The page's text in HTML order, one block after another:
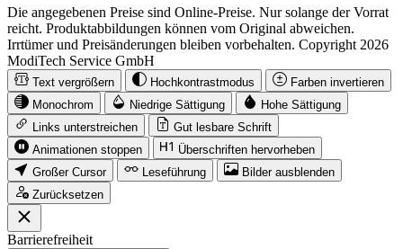
Die angegebenen Preise sind Online-Preise. Nur solange der Vorrat
reicht. Produktabbildungen können vom Original abweichen.
Irrtümer und Preisänderungen bleiben vorbehalten. Copyright 2026
ModiTech Service GmbH
Text vergrößern Hochkontrastmodus
Farben invertieren
Monochrom
Niedrige Sättigung
Hohe Sättigung
Links unterstreichen
Gut lesbare Schrift
Animationen stoppen
Überschriften hervorheben
Großer Cursor
Leseführung
Bilder ausblenden
Zurücksetzen
Barrierefreiheit